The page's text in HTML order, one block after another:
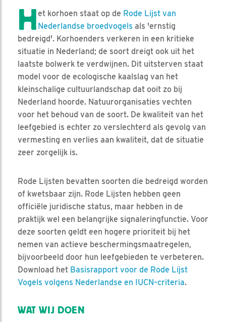
Het korhoen staat op de Rode Lijst van
Nederlandse broedvogels als 'ernstig
bedreigd'. Korhoenders verkeren in een kritieke
situatie in Nederland; de soort dreigt ook uit het
laatste bolwerk te verdwijnen. Dit uitsterven staat
model voor de ecologische kaalslag van het
kleinschalige cultuurlandschap dat ooit zo bij
Nederland hoorde. Natuurorganisaties vechten
voor het behoud van de soort. De kwaliteit van het
leefgebied is echter zo verslechterd als gevolg van
vermesting en verlies aan kwaliteit, dat de situatie
zeer zorgelijk is.
Rode Lijsten bevatten soorten die bedreigd worden
of kwetsbaar zijn. Rode Lijsten hebben geen
officiële juridische status, maar hebben in de
praktijk wel een belangrijke signaleringfunctie. Voor
deze soorten geldt een hogere prioriteit bij het
nemen van actieve beschermingsmaatregelen,
bijvoorbeeld door hun leefgebieden te verbeteren.
Download het Basisrapport voor de Rode Lijst
Vogels volgens Nederlandse en IUCN–criteria.
WAT WIJ DOEN